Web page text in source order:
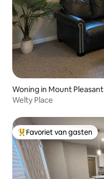
Woning in Mount Pleasant
Welty Place
Topfavoriet van gasten
Favoriet van gasten